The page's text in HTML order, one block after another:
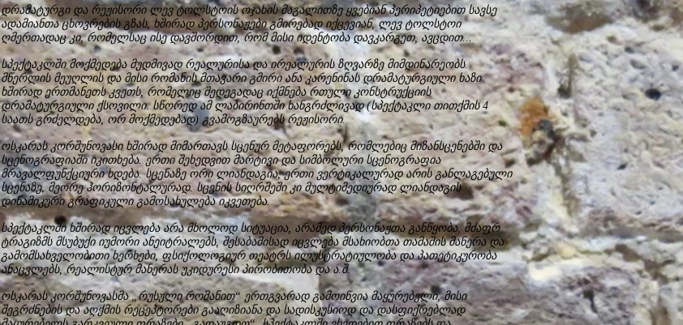
დრამატურგი და რეჟისორი ლევ ტოლსტოის ოჯახის მაგალითზე ყვებიან პერიპეტიებით სავსე
ადამიანთა ცხოვრების გზას, ხშირად პერსონაჟები გმირებად იქცევიან, ლევ ტოლსტოი
ღმერთადაც კი, რომელსაც ისე დავშორდით, რომ მისი იდენტობა დავკარგეთ, ავცდით...
სპექტაკლში მოქმედება მუდმივად რეალურისა და ირეალურის ზღვარზე მიმდინარეობს.
მწერლის მეუღლის და მისი რომანის მთავარი გმირი ანა კარენინას დრამატურგიული ხაზი
ხშირად ერთმანეთს კვეთს, რომელიც შედეგადაც იქმნება რთული კონსტრუქციის
დრამატურგიული ქსოვილი. სწორედ ამ ლაბირინთში ხანგრძლივად (სპექტაკლი თითქმის 4
საათს გრძელდება, ორ მოქმედებად) გვამოგზაურებს რეჟისორი.
ოსკარას კორშუნოვასი ხშირად მიმართავს სცენურ მეტაფორებს, რომლებიც მიზანსცენებში და
სცენოგრაფიაში იკითხება. ერთი შეხედვით მარტივი და სიმბოლური სცენოგრაფია
მრავალფუნქციური ხდება. სცენაზე ორი ლიანდაგია, ერთი ვერტიკალურად არის განლაგებული
სცენაზე, მეორე ჰორიზონტალურად. სცენის სიღრმეში კი მულტიმედიურად ლიანდაგის
დინამიკური გრაფიკული გამოსახულება იკვეთება.
სპექტაკლში ხშირად იცვლება არა მხოლოდ სიტუაცია, არამედ პერსონაჟთა განწყობა, მძაფრ
ტრაგიზმს მსუბუქი იუმორი ანეიტრალებს, შესაბამისად იცვლება მსახიობთა თამაშის მანერა და
გამომსახველობითი ხერხები, ფსიქოლოგიურ თეატრს ილუსტრატიულობა და პათეტიკურობა
ანაცვლებს, რეალისტურ მანერას უკიდურესი პირობითობა და ა.შ.
ოსკარას კორშუნოვასმა „რუსული რომანით“ ერთგვარად გამოიწვია მაყურებელი, მისი
შეგრძნების და აღქმის რეცეპტორები გააღიზიანა და სადისკუსიოდ და დასფიქრებლად